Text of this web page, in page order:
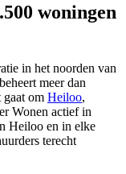
woningen
in het noorden van
meer dan
om Heiloo,
Wonen actief in
Heiloo en in elke
terecht